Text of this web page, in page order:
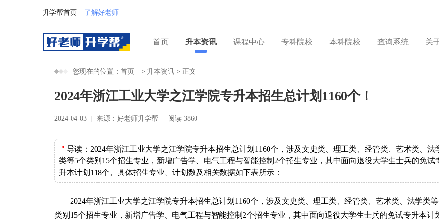
升学帮首页 了解好老师
首页 升本资讯 课程中心 专科院校 本科院校 查询系统 关
您现在的位置： 首页 > 升本资讯 > 正文
2024年浙江工业大学之江学院专升本招生总计划1160个！
2024-04-03 来源：好老师升学帮 阅读 3860
＂ 导读： 2024年浙江工业大学之江学院专升本招生总计划1160个，涉及文史类、理工类、经管类、艺术类、法
类等5个类别15个招生专业，新增广告学、电气工程与智能控制2个招生专业，其中面向退役大学生士兵的免试
升本计划118个。具体招生专业、计划数及相关数据如下表所示：
2024年浙江工业大学之江学院专升本招生总计划1160个，涉及文史类、理工类、经管类、艺术类、法学类
类别15个招生专业，新增广告学、电气工程与智能控制2个招生专业，其中面向退役大学生士兵的免试专升本计